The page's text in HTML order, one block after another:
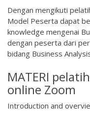
Dengan mengikuti
Model Peserta dapat
knowledge mengenai
dengan peserta dari
bidang Business
MATERI
online Zoom
Introduction and